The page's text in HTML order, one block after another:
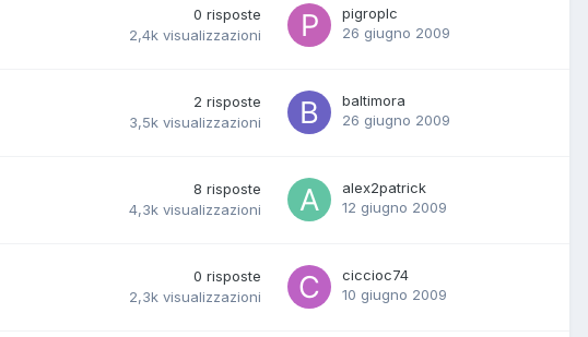
0 risposte
2,4k visualizzazioni
pigroplc
26 giugno 2009
2 risposte
3,5k visualizzazioni
baltimora
26 giugno 2009
8 risposte
4,3k visualizzazioni
alex2patrick
12 giugno 2009
0 risposte
2,3k visualizzazioni
ciccioc74
10 giugno 2009